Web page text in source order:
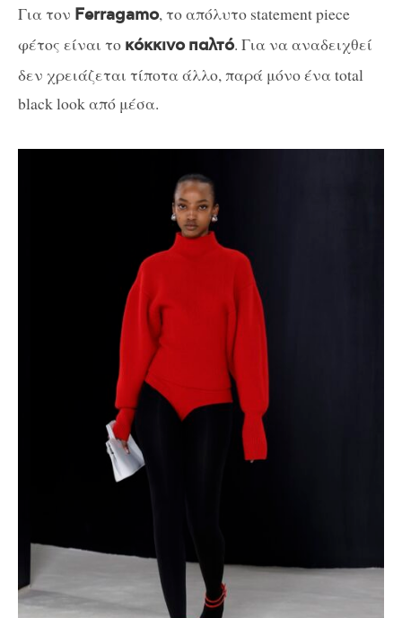
Για τον Ferragamo, το απόλυτο statement piece
φέτος είναι το κόκκινο παλτό. Για να αναδειχθεί
δεν χρειάζεται τίποτα άλλο, παρά μόνο ένα total
black look από μέσα.